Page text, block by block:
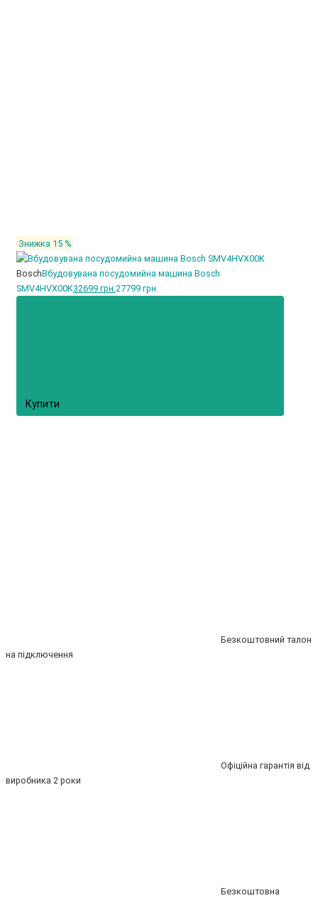
Знижка 15 %
BoschВбудовувана посудомийна машина Bosch
SMV4HVX00K32699 грн.27799 грн.
Купити
Безкоштовний талон
на підключення
Офіційна гарантія від
виробника 2 роки
Безкоштовна